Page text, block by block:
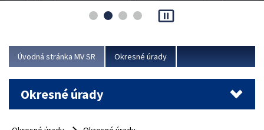
asociácie poisťovní (SLASPO) a Ministerstva vnútra SR.
Viac
pause_presentation
Úvodná stránka MV SR Okresné úrady
Okresné úrady